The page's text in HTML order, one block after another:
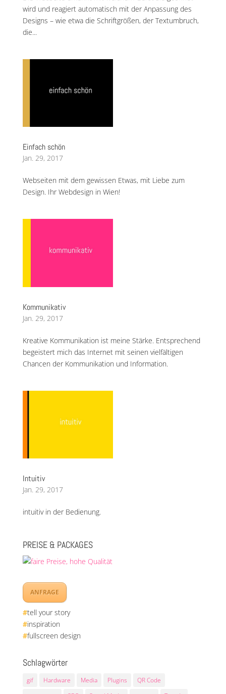
wird und reagiert automatisch mit der Anpassung des
Designs – wie etwa die Schriftgrößen, der Textumbruch,
die...
Einfach schön
Jan. 29, 2017
Webseiten mit dem gewissen Etwas, mit Liebe zum
Design. Ihr Webdesign in Wien!
Kommunikativ
Jan. 29, 2017
Kreative Kommunikation ist meine Stärke. Entsprechend
begeistert mich das Internet mit seinen vielfältigen
Chancen der Kommunikation und Information.
Intuitiv
Jan. 29, 2017
intuitiv in der Bedienung.
PREISE & PACKAGES
ANFRAGE
#tell your story
#inspiration
#fullscreen design
Schlagwörter
gif Hardware Media Plugins
QR Code